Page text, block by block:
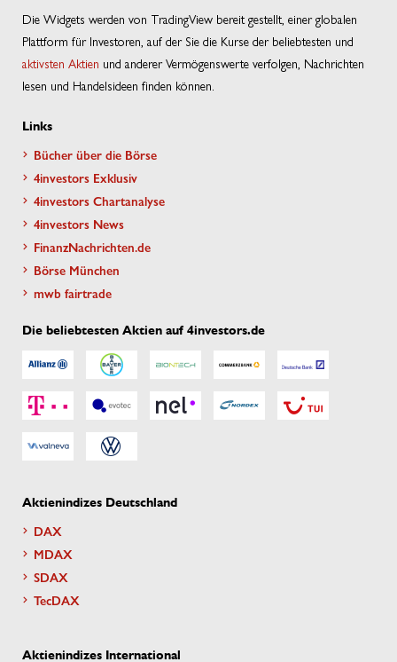
Die Widgets werden von TradingView bereit gestellt, einer globalen
Plattform für Investoren, auf der Sie die Kurse der beliebtesten und
aktivsten Aktien und anderer Vermögenswerte verfolgen, Nachrichten
lesen und Handelsideen finden können.
Links
Bücher über die Börse
4investors Exklusiv
4investors Chartanalyse
4investors News
FinanzNachrichten.de
Börse München
mwb fairtrade
Die beliebtesten Aktien auf 4investors.de
Aktienindizes Deutschland
DAX
MDAX
SDAX
TecDAX
Aktienindizes International